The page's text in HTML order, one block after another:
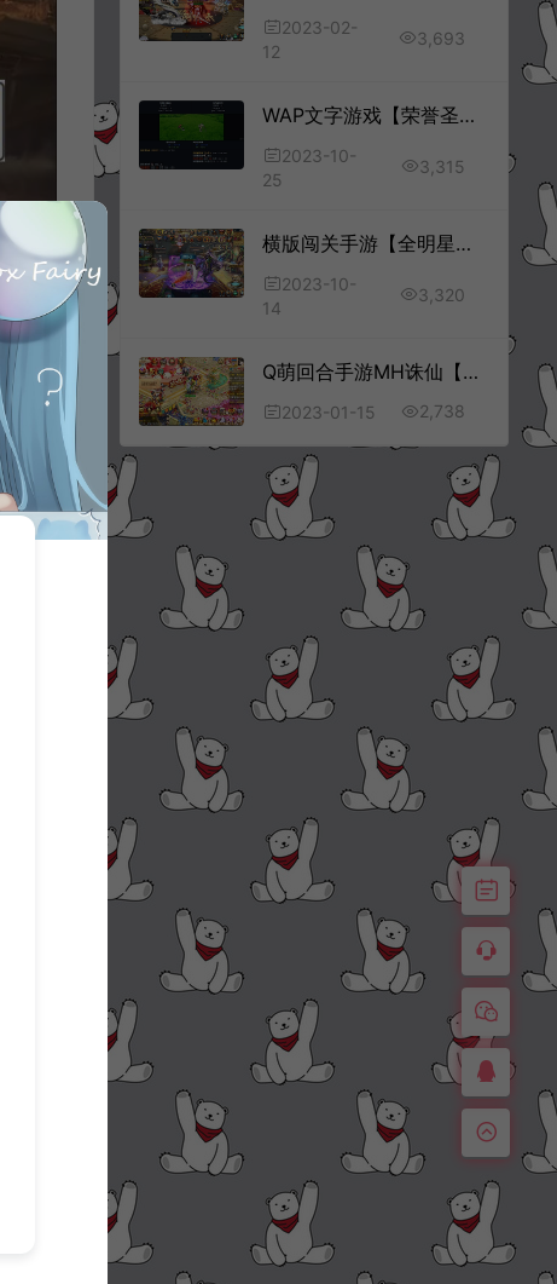
2023-02-
12
3,693
WAP文字游戏【荣誉圣殿】10月最新整理Win一键服务端+解压即玩
2023-10-
25
3,315
横版闯关手游【全明星格斗之夜2.0阿拉德】10月最新整理Linux手工服务端+WEB管理后台+GM授权后台+安卓苹果双端+详细搭建教程+视频教程
2023-10-
14
3,320
Q萌回合手游MH诛仙【问道萌主12职业】1月最新整理Linux手工服务端+本地IP验证+GM后台+安卓+详细搭建教程
2023-01-15 2,738